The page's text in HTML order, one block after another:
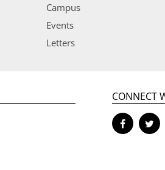
Campus
Events
Letters
CONNECT